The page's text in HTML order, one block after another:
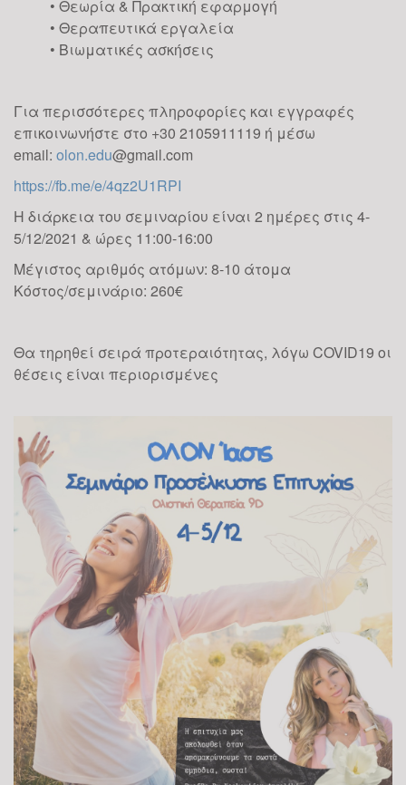
• Θεωρία & Πρακτική εφαρμογή
• Θεραπευτικά εργαλεία
• Βιωματικές ασκήσεις
Για περισσότερες πληροφορίες και εγγραφές
επικοινωνήστε στο +30 2105911119 ή μέσω
email: olon.edu@gmail.com
https://fb.me/e/4qz2U1RPI
Η διάρκεια του σεμιναρίου είναι 2 ημέρες στις 4-
5/12/2021 & ώρες 11:00-16:00
Μέγιστος αριθμός ατόμων: 8-10 άτομα
Κόστος/σεμινάριο: 260€
Θα τηρηθεί σειρά προτεραιότητας, λόγω COVID19 οι
θέσεις είναι περιορισμένες